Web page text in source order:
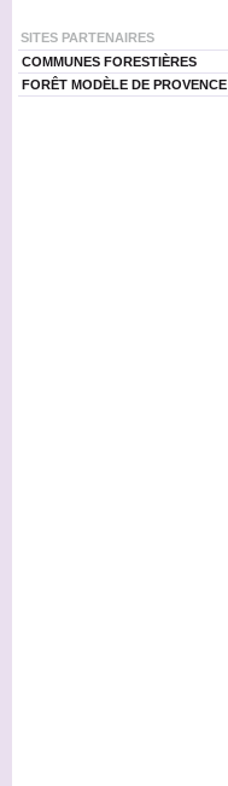
SITES PARTENAIRES
COMMUNES FORESTIÈRES
FORÊT MODÈLE DE PROVENCE